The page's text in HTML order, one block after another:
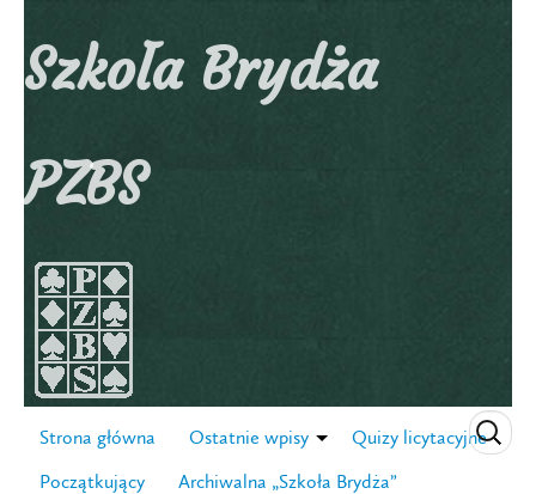
Szkoła Brydża
PZBS
Strona główna Ostatnie wpisy
Quizy licytacyjne
Początkujący
Archiwalna „Szkoła Brydża”